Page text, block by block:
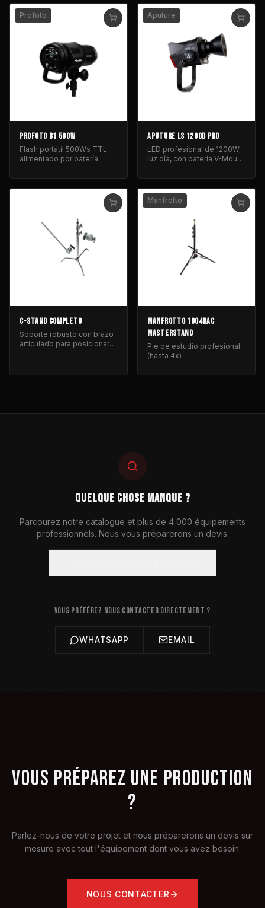
Profoto
PROFOTO B1 500W
Flash portátil 500Ws TTL,
alimentado por batería
Aputure
APUTURE LS 1200D PRO
LED profesional de 1200W,
luz día, con batería V-Mount
fotografía.
C-STAND COMPLETO
Soporte robusto con brazo
articulado para posicionar
Manfrotto
MANFROTTO 1004BAC
MASTERSTAND
Pie de estudio profesional
(hasta 4x)
QUELQUE CHOSE MANQUE ?
Parcourez notre catalogue et plus de 4 000 équipements
professionnels. Nous vous préparerons un devis.
VOUS PRÉFÉREZ NOUS CONTACTER DIRECTEMENT ?
WHATSAPP EMAIL
VOUS PRÉPAREZ UNE PRODUCTION
?
Parlez-nous de votre projet et nous préparerons un devis sur
mesure avec tout l'équipement dont vous avez besoin.
NOUS CONTACTER